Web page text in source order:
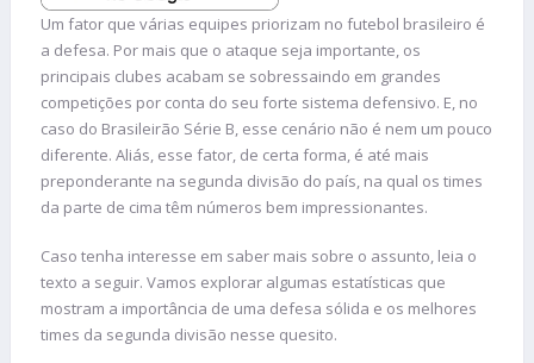
Um fator que várias equipes priorizam no futebol brasileiro é
a defesa. Por mais que o ataque seja importante, os
principais clubes acabam se sobressaindo em grandes
competições por conta do seu forte sistema defensivo. E, no
caso do Brasileirão Série B, esse cenário não é nem um pouco
diferente. Aliás, esse fator, de certa forma, é até mais
preponderante na segunda divisão do país, na qual os times
da parte de cima têm números bem impressionantes.
Caso tenha interesse em saber mais sobre o assunto, leia o
texto a seguir. Vamos explorar algumas estatísticas que
mostram a importância de uma defesa sólida e os melhores
times da segunda divisão nesse quesito.